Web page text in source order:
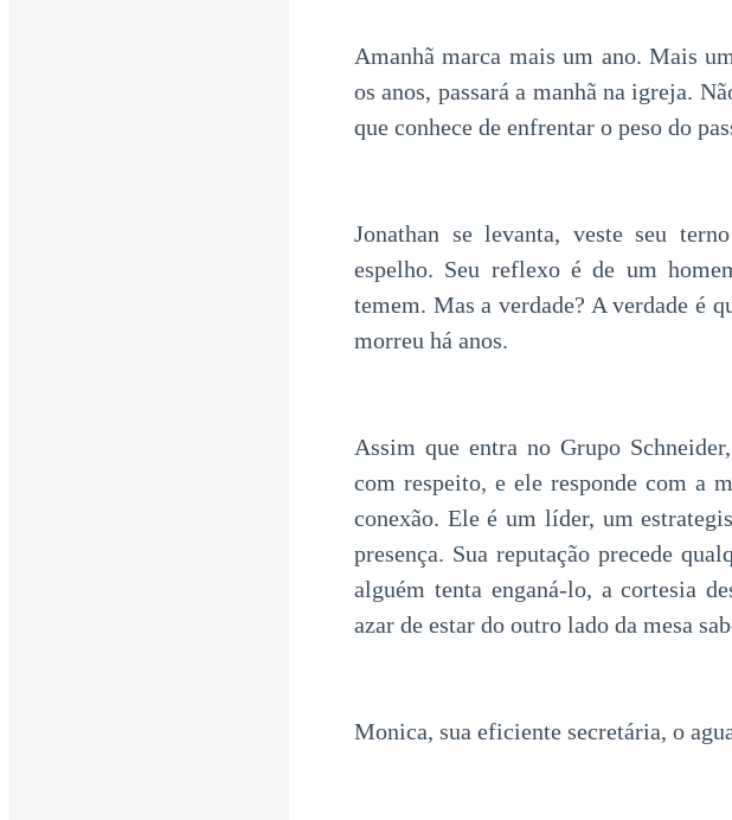
Amanhã marca mais um ano. Mais
os anos, passará a manhã na igreja.
que conhece de enfrentar o peso do
Jonathan se levanta, veste seu
espelho. Seu reflexo é de um
temem. Mas a verdade? A verdade é
morreu há anos.
Assim que entra no Grupo
com respeito, e ele responde com a
conexão. Ele é um líder, um
presença. Sua reputação precede
alguém tenta enganá-lo, a cortesia
azar de estar do outro lado da mesa
Monica, sua eficiente secretária, o